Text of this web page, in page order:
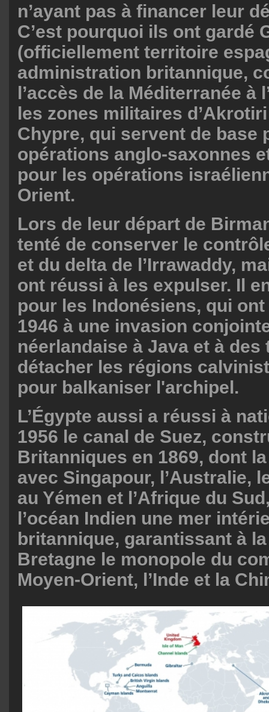
n’ayant pas à financer leur
C’est pourquoi ils ont gardé
(officiellement territoire
administration britannique,
l’accès de la Méditerranée à
les zones militaires
Chypre, qui servent de base
opérations anglo-saxonnes
pour les opérations
Orient.
Lors de leur départ de
tenté de conserver le
et du delta de l’Irrawaddy,
ont réussi à les expulser. Il
pour les Indonésiens, qui
1946 à une invasion
néerlandaise à Java et à des
détacher les régions
pour balkaniser l'archipel.
L’Égypte aussi a réussi à
1956 le canal de Suez,
Britanniques en 1869, dont
avec Singapour, l’Australie,
au Yémen et l’Afrique du
l’océan Indien une mer
britannique, garantissant à
Bretagne le monopole du
Moyen-Orient, l’Inde et la